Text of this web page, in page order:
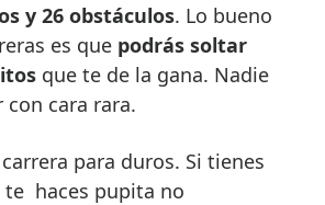
y 26 obstáculos. Lo bueno
es que podrás soltar
que te de la gana. Nadie
cara rara.
carrera para duros. Si tienes
te haces pupita no